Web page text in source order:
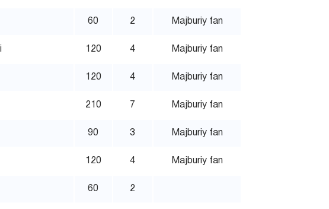
60 2 Majburiy fan
120 4 Majburiy fan
120 4 Majburiy fan
210 7 Majburiy fan
90 3 Majburiy fan
120 4 Majburiy fan
60 2